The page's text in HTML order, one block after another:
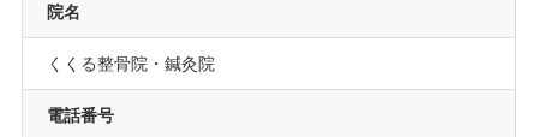
院名
くくる整骨院・鍼灸院
電話番号